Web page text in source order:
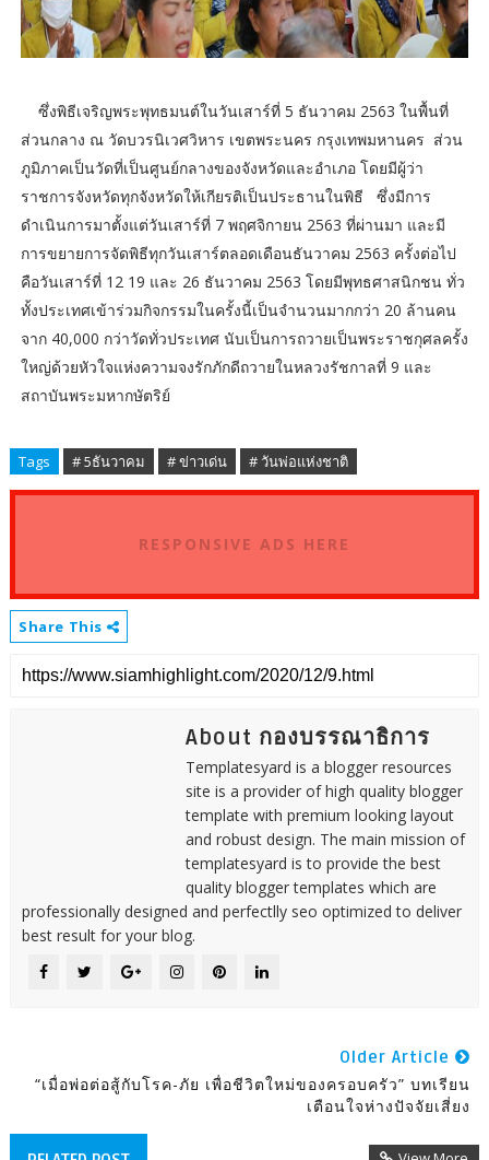
ซึ่งพิธีเจริญพระพุทธมนต์ในวันเสาร์ที่ 5 ธันวาคม 2563 ในพื้นที่
ส่วนกลาง ณ วัดบวรนิเวศวิหาร เขตพระนคร กรุงเทพมหานคร ส่วน
ภูมิภาคเป็นวัดที่เป็นศูนย์กลางของจังหวัดและอำเภอ โดยมีผู้ว่า
ราชการจังหวัดทุกจังหวัดให้เกียรติเป็นประธานในพิธี ซึ่งมีการ
ดำเนินการมาตั้งแต่วันเสาร์ที่ 7 พฤศจิกายน 2563 ที่ผ่านมา และมี
การขยายการจัดพิธีทุกวันเสาร์ตลอดเดือนธันวาคม 2563 ครั้งต่อไป
คือวันเสาร์ที่ 12 19 และ 26 ธันวาคม 2563 โดยมีพุทธศาสนิกชน ทั่ว
ทั้งประเทศเข้าร่วมกิจกรรมในครั้งนี้เป็นจำนวนมากกว่า 20 ล้านคน
จาก 40,000 กว่าวัดทั่วประเทศ นับเป็นการถวายเป็นพระราชกุศลครั้ง
ใหญ่ด้วยหัวใจแห่งความจงรักภักดีถวายในหลวงรัชกาลที่ 9 และ
สถาบันพระมหากษัตริย์
Tags # 5ธันวาคม # ข่าวเด่น # วันพ่อแห่งชาติ
RESPONSIVE ADS HERE
Share This
About กองบรรณาธิการ
Templatesyard is a blogger resources
site is a provider of high quality blogger
template with premium looking layout
and robust design. The main mission of
templatesyard is to provide the best
quality blogger templates which are
professionally designed and perfectlly seo optimized to deliver
best result for your blog.
Older Article
“เมื่อพ่อต่อสู้กับโรค-ภัย เพื่อชีวิตใหม่ของครอบครัว” บทเรียน
เตือนใจห่างปัจจัยเสี่ยง